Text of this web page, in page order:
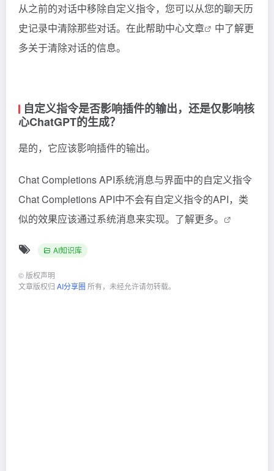
从之前的对话中移除自定义指令，您可以从您的聊天历
史记录中清除那些对话。在此帮助中心文章
中了解更
多关于清除对话的信息。
自定义指令是否影响插件的输出，还是仅影响核
心ChatGPT的生成？
是的，它应该影响插件的输出。
Chat Completions API系统消息与界面中的自定义指令
Chat Completions API中不会有自定义指令的API，类
似的效果应该通过系统消息来实现。 了解更多。
AI知识库
© 版权声明
文章版权归 AI分享圈 所有，未经允许请勿转载。